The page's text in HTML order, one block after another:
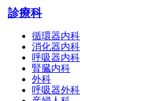
診療科
循環器内科
消化器内科
呼吸器内科
腎臓内科
外科
呼吸器外科